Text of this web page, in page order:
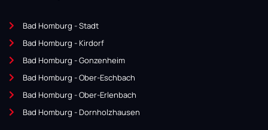
Bad Homburg - Stadt
Bad Homburg - Kirdorf
Bad Homburg - Gonzenheim
Bad Homburg - Ober-Eschbach
Bad Homburg - Ober-Erlenbach
Bad Homburg - Dornholzhausen